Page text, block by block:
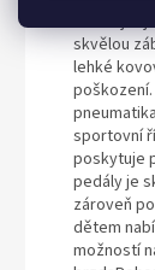
skvělou
lehké
sportovní
poskytuje
pedály je
zároveň
dětem
možností